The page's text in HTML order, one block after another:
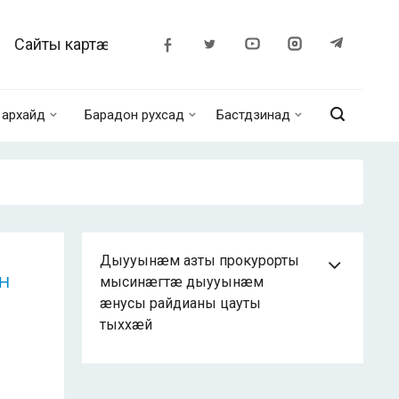
Сайты картӕ
Барадон рухсад Бастдзинад
Дыууынæм азты прокурорты
мысинæгтæ дыууынæм
æнусы райдианы цауты
тыххæй